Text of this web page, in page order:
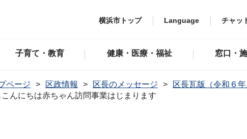
横浜市トップ Language チャッ
子育て・教育 健康・医療・福祉 窓口・
ページ 区政情報 区長のメッセージ
区長瓦版（令和６年
んにちは赤ちゃん訪問事業はじまります